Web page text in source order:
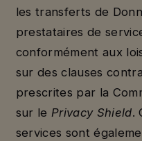
les transferts de
prestataires de
conformément aux
sur des clauses
prescrites par la
sur lePrivacy Shield.
services sont